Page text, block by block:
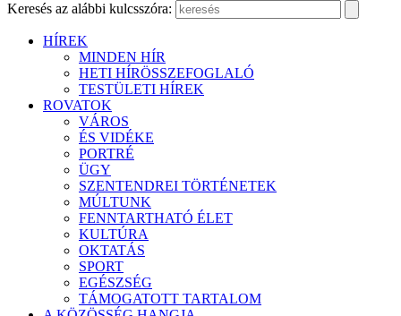
Keresés az alábbi kulcsszóra:
HÍREK
MINDEN HÍR
HETI HÍRÖSSZEFOGLALÓ
TESTÜLETI HÍREK
ROVATOK
VÁROS
ÉS VIDÉKE
PORTRÉ
ÜGY
SZENTENDREI TÖRTÉNETEK
MÚLTUNK
FENNTARTHATÓ ÉLET
KULTÚRA
OKTATÁS
SPORT
EGÉSZSÉG
TÁMOGATOTT TARTALOM